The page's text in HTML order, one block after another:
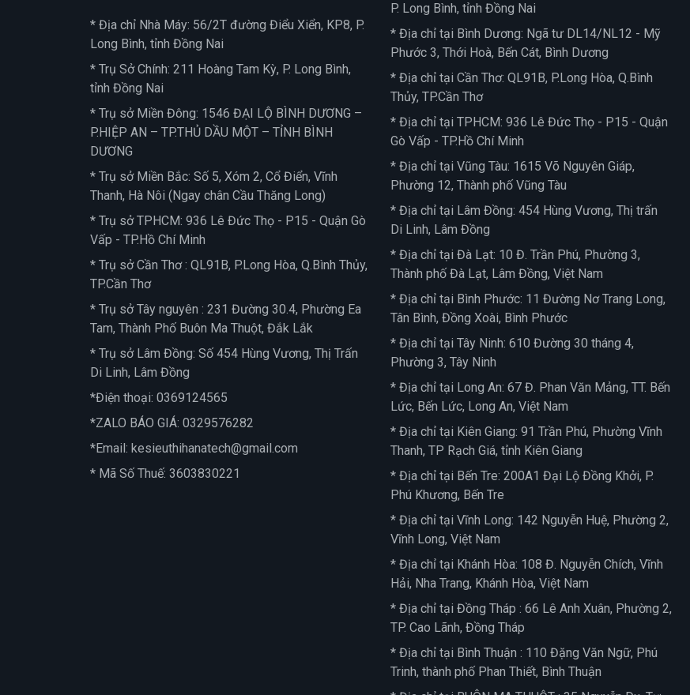
* Địa chỉ Nhà Máy: 56/2T đường Điểu Xiển, KP8, P.
Long Bình, tỉnh Đồng Nai
* Trụ Sở Chính: 211 Hoàng Tam Kỳ, P. Long Bình,
tỉnh Đồng Nai
* Trụ sở Miền Đông: 1546 ĐẠI LỘ BÌNH DƯƠNG –
P.HIỆP AN – TP.THỦ DẦU MỘT – TỈNH BÌNH
DƯƠNG
* Trụ sở Miền Bắc: Số 5, Xóm 2, Cổ Điển, Vĩnh
Thanh, Hà Nôi (Ngay chân Cầu Thăng Long)
* Trụ sở TPHCM: 936 Lê Đức Thọ - P15 - Quận Gò
Vấp - TP.Hồ Chí Minh
* Trụ sở Cần Thơ : QL91B, P.Long Hòa, Q.Bình Thủy,
TP.Cần Thơ
* Trụ sở Tây nguyên : 231 Đường 30.4, Phường Ea
Tam, Thành Phố Buôn Ma Thuột, Đắk Lắk
* Trụ sở Lâm Đồng: Số 454 Hùng Vương, Thị Trấn
Di Linh, Lâm Đồng
*Điện thoại: 0369124565
*ZALO BÁO GIÁ: 0329576282
*Email: kesieuthihanatech@gmail.com
* Mã Số Thuế: 3603830221
P. Long Bình, tỉnh Đồng Nai
* Địa chỉ tại Bình Dương: Ngã tư DL14/NL12 - Mỹ
Phước 3, Thới Hoà, Bến Cát, Bình Dương
* Địa chỉ tại Cần Thơ: QL91B, P.Long Hòa, Q.Bình
Thủy, TP.Cần Thơ
* Địa chỉ tại TPHCM: 936 Lê Đức Thọ - P15 - Quận
Gò Vấp - TP.Hồ Chí Minh
* Địa chỉ tại Vũng Tàu: 1615 Võ Nguyên Giáp,
Phường 12, Thành phố Vũng Tàu
* Địa chỉ tại Lâm Đồng: 454 Hùng Vương, Thị trấn
Di Linh, Lâm Đồng
* Địa chỉ tại Đà Lạt: 10 Đ. Trần Phú, Phường 3,
Thành phố Đà Lạt, Lâm Đồng, Việt Nam
* Địa chỉ tại Bình Phước: 11 Đường Nơ Trang Long,
Tân Bình, Đồng Xoài, Bình Phước
* Địa chỉ tại Tây Ninh: 610 Đường 30 tháng 4,
Phường 3, Tây Ninh
* Địa chỉ tại Long An: 67 Đ. Phan Văn Mảng, TT. Bến
Lức, Bến Lức, Long An, Việt Nam
* Địa chỉ tại Kiên Giang: 91 Trần Phú, Phường Vĩnh
Thanh, TP Rạch Giá, tỉnh Kiên Giang
* Địa chỉ tại Bến Tre: 200A1 Đại Lộ Đồng Khởi, P.
Phú Khương, Bến Tre
* Địa chỉ tại Vĩnh Long: 142 Nguyễn Huệ, Phường 2,
Vĩnh Long, Việt Nam
* Địa chỉ tại Khánh Hòa: 108 Đ. Nguyễn Chích, Vĩnh
Hải, Nha Trang, Khánh Hòa, Việt Nam
* Địa chỉ tại Đồng Tháp : 66 Lê Anh Xuân, Phường 2,
TP. Cao Lãnh, Đồng Tháp
* Địa chỉ tại Bình Thuận : 110 Đặng Văn Ngữ, Phú
Trinh, thành phố Phan Thiết, Bình Thuận